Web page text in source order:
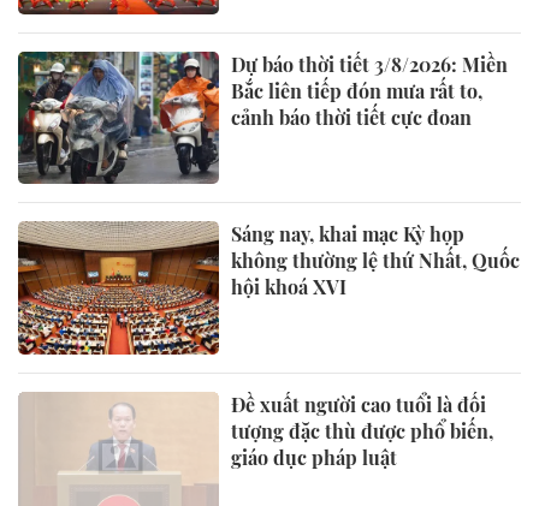
Dự báo thời tiết 3/8/2026: Miền
Bắc liên tiếp đón mưa rất to,
cảnh báo thời tiết cực đoan
Sáng nay, khai mạc Kỳ họp
không thường lệ thứ Nhất, Quốc
hội khoá XVI
Đề xuất người cao tuổi là đối
tượng đặc thù được phổ biến,
giáo dục pháp luật